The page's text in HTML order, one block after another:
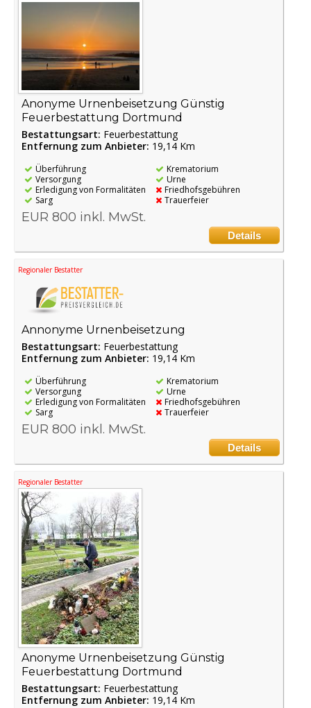
Anonyme Urnenbeisetzung Günstig
Feuerbestattung Dortmund
Bestattungsart: Feuerbestattung
Entfernung zum Anbieter: 19,14 Km
Überführung
Versorgung
Erledigung von Formalitäten
Sarg
Krematorium
Urne
Friedhofsgebühren
Trauerfeier
EUR 800 inkl. MwSt.
Details
Regionaler Bestatter
Annonyme Urnenbeisetzung
Bestattungsart: Feuerbestattung
Entfernung zum Anbieter: 19,14 Km
Überführung
Versorgung
Erledigung von Formalitäten
Sarg
Krematorium
Urne
Friedhofsgebühren
Trauerfeier
EUR 800 inkl. MwSt.
Details
Regionaler Bestatter
Anonyme Urnenbeisetzung Günstig
Feuerbestattung Dortmund
Bestattungsart: Feuerbestattung
Entfernung zum Anbieter: 19,14 Km